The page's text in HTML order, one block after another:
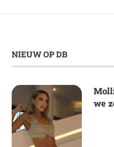
NIEUW OP DB
we